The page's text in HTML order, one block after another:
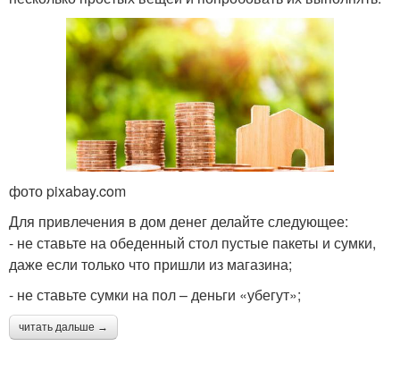
фото pixabay.com
Для привлечения в дом денег делайте следующее:
- не ставьте на обеденный стол пустые пакеты и сумки,
даже если только что пришли из магазина;
- не ставьте сумки на пол – деньги «убегут»;
читать дальше →